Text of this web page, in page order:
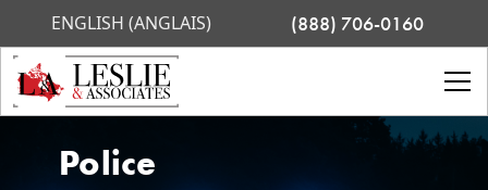
ENGLISH (ANGLAIS) (888) 706-0160
Police